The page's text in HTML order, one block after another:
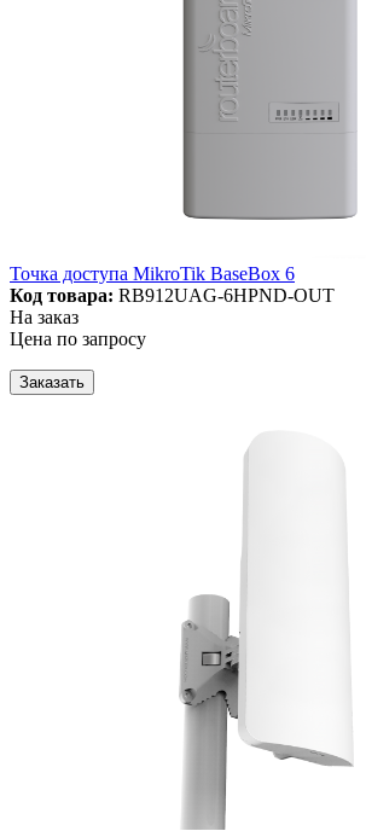
Точка доступа MikroTik BaseBox 6
Код товара: RB912UAG-6HPND-OUT
На заказ
Цена по запросу
Заказать